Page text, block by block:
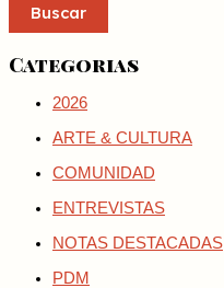
Buscar
Categorias
2026
ARTE & CULTURA
COMUNIDAD
ENTREVISTAS
NOTAS DESTACADAS
PDM